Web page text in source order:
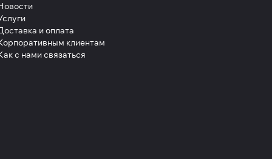
и оплата
клиентам
с нами связаться